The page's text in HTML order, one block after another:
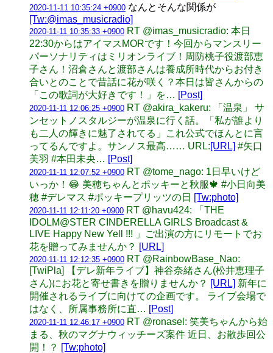
2020-11-11 10:35:24 +0900 なんとそんな関係が
[Tw:@imas_musicradio]
2020-11-11 10:35:33 +0900 RT @imas_musicradio: 本日
22:30からはアイマスMORです！今回からマンスリー
パーソナリティはミリオンライブ！周防桃子役渡部恵
子さん！沼倉さんと渡部さんは養成所時代からお付き
合いとのことで昔話に花が咲く？本日は皆さんからの
「この歌詞が大好きです！」を… [Post]
2020-11-11 12:06:25 +0900 RT @akira_kakeru: 「温泉」 サ
ンセットノスタルジーが温泉に行く話。「私が誰より
も二人の輝きに魅了されてる」これ公式でほんとに言
ってるんですよ。サンノス最高…… URL:[URL] #矢口
美羽 #本田未央… [Post]
2020-11-11 12:07:52 +0900 RT @tome_nago: 1日早いけど
いっか！😂 美穂ちゃんとポッキーと秋服🍁 #小日向美
穂 #デレマス #ポッキープリッツの日 [Tw:photo]
2020-11-11 12:11:20 +0900 RT @havu424: 「THE
IDOLM@STER CINDERELLA GIRLS Broadcast &
LIVE Happy New Yell !!! 」ご出演の方にリモートでお
花を贈ってみませんか？ [URL]
2020-11-11 12:12:35 +0900 RT @RainbowBase_Nao:
[TwiPla] 【デレ新年ライブ】神谷奈緒さん(松井恵理子
さん)にお花と寄せ書きを贈りませんか？ [URL] 新年に
開催されるライブに向けての企画です。 ライブ会場で
はなく、所属事務所に直… [Post]
2020-11-11 12:46:17 +0900 RT @ronasel: 笑美ちゃんから始
まる、秋のマグナウィッチーズ案件 近日、お散歩回公
開！？ [Tw:photo]